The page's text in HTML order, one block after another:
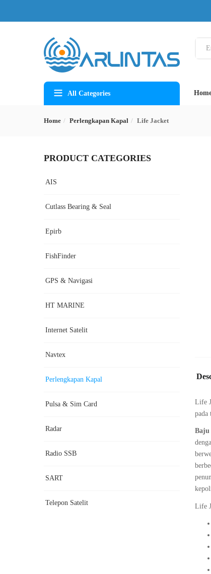
All Categories
Home Perlengkapan Kapal Life Jacket
Life
pada
Baju
Life
PRODUCT CATEGORIES
AIS
Cutlass Bearing & Seal
Epirb
FishFinder
GPS & Navigasi
HT MARINE
Internet Satelit
Navtex
Perlengkapan Kapal
Pulsa & Sim Card
Radar
Radio SSB
SART
Telepon Satelit